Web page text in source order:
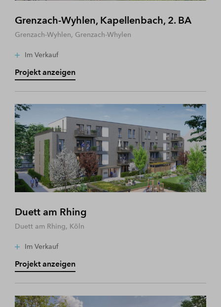
Grenzach-Wyhlen, Kapellenbach, 2. BA
Grenzach-Wyhlen, Grenzach-Whylen
Im Verkauf
Projekt anzeigen
Duett am Rhing
Duett am Rhing, Köln
Im Verkauf
Projekt anzeigen